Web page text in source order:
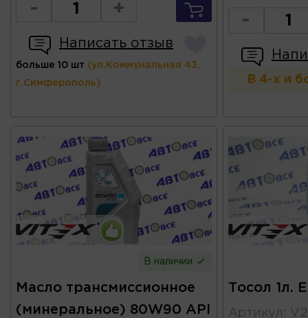
- +
Написать отзыв
больше 10 шт (ул.Коммунальная 43,
г.Симферополь)
-
В 4-х и
В наличии
Масло трансмиссионное
(минеральное) 80W90 API
Тосол 1л.
Артикул :